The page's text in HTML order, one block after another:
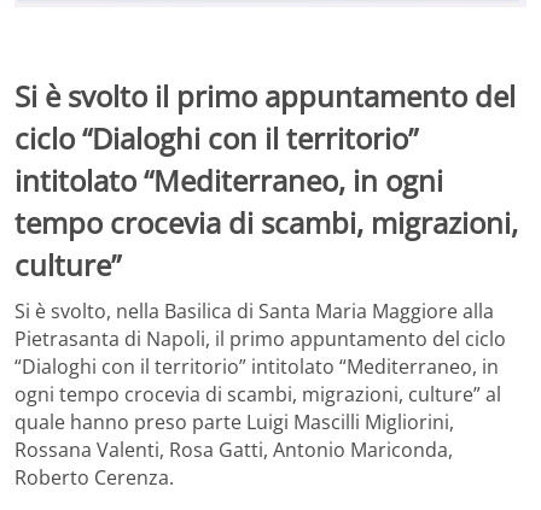
Si è svolto il primo appuntamento del
ciclo “Dialoghi con il territorio”
intitolato “Mediterraneo, in ogni
tempo crocevia di scambi, migrazioni,
culture”
Si è svolto, nella Basilica di Santa Maria Maggiore alla
Pietrasanta di Napoli, il primo appuntamento del ciclo
“Dialoghi con il territorio” intitolato “Mediterraneo, in
ogni tempo crocevia di scambi, migrazioni, culture” al
quale hanno preso parte Luigi Mascilli Migliorini,
Rossana Valenti, Rosa Gatti, Antonio Mariconda,
Roberto Cerenza.